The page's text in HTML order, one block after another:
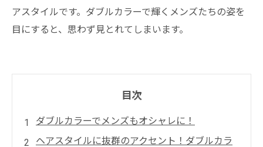
アスタイルです。ダブルカラーで輝くメンズたちの姿を
目にすると、思わず見とれてしまいます。
目次
ダブルカラーでメンズもオシャレに！
ヘアスタイルに抜群のアクセント！ダブルカラ